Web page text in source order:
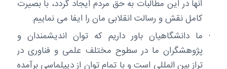
آنها در این مطالبات به حق مردم ایجاد گردد، با بصیرت
کامل نقش و رسالت انقلابی مان را ایفا می نماییم.
ما دانشگاهیان باور داریم که توان اندیشمندان و
پژوهشگران ما در سطوح مختلف علمی و فناوری در
تراز بین المللی است و با تمام توان از دیپلماسی برآمده